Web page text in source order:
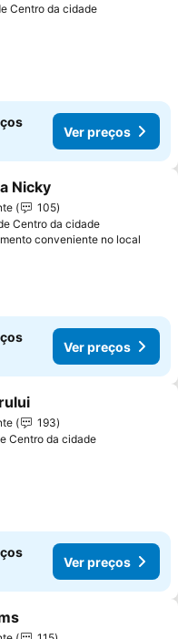
Centro da cidade
Ver preços
aos favoritos
Nicky
105
Centro da cidade
conveniente no local
Ver preços
aos favoritos
193
Centro da cidade
Ver preços
aos favoritos